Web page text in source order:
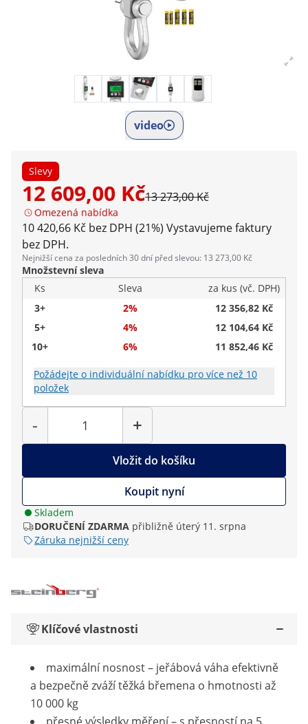
video
Slevy
12 609,00 Kč13 273,00 Kč
Omezená nabídka
10 420,66 Kč bez DPH (21%) Vystavujeme faktury
bez DPH.
Nejnižší cena za posledních 30 dní před slevou: 13 273,00 Kč
Množstevní sleva
Ks
Sleva
za kus (vč. DPH)
3+
2%
12 356,82 Kč
5+
4%
12 104,64 Kč
10+
6% 11 852,46 Kč
Požádejte o individuální nabídku pro více než 10
položek
-
Počet
+
Vložit do košíku
Koupit nyní
Skladem
DORUČENÍ ZDARMA přibližně úterý 11. srpna
Záruka nejnižší ceny
Klíčové vlastnosti
maximální nosnost – jeřábová váha efektivně
a bezpečně zváží těžká břemena o hmotnosti až
10 000 kg